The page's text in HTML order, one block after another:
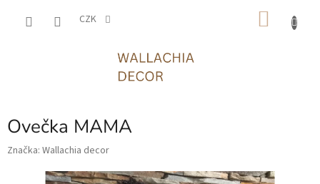
CZK
Ovečka MAMA
Značka: Wallachia decor